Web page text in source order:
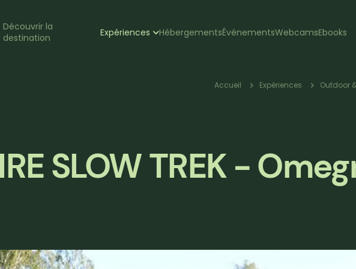
Navigazione
Découvrir la
destination
Expériences HébergementsÉvénementsWebcamsEbooks
Fil
Accueil Expériences Outdoor
SLOW TREK -